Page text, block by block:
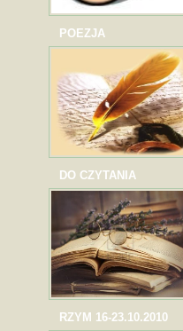
POEZJA
DO CZYTANIA
RZYM 16-23.10.2010